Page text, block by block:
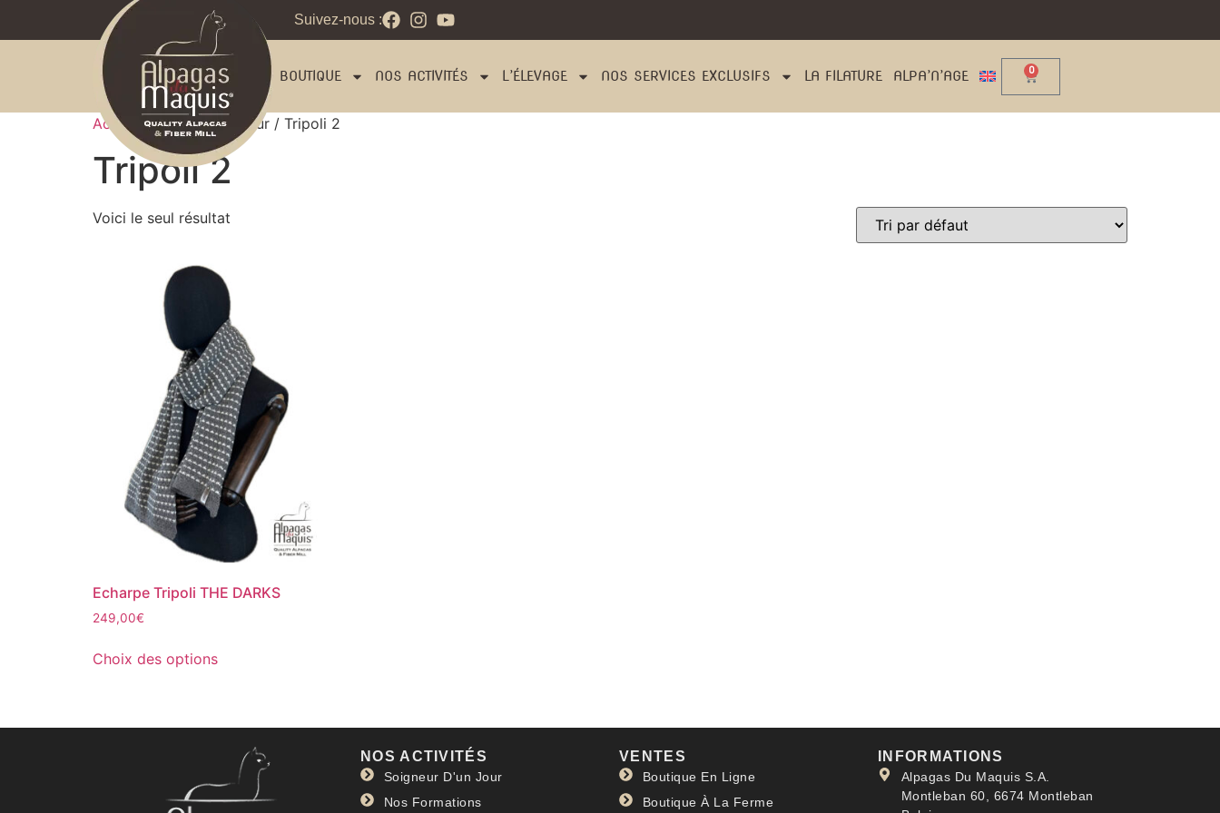
Suivez-nous :
BOUTIQUE NOS ACTIVITÉS L’ÉLEVAGE NOS SERVICES EXCLUSIFS LA FILATURE ALPA’N’AGE 0
Accueil / Product Couleur / Tripoli 2
Tripoli 2
Voici le seul résultat
Echarpe Tripoli THE DARKS
249,00€
Choix des options
NOS ACTIVITÉS
Soigneur D'un Jour
Nos Formations
VENTES
Boutique En Ligne
Boutique À La Ferme
INFORMATIONS
Alpagas Du Maquis S.A.
Montleban 60, 6674 Montleban